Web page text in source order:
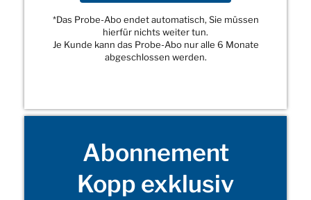
*Das Probe-Abo endet automatisch, Sie müssen
hierfür nichts weiter tun.
Je Kunde kann das Probe-Abo nur alle 6 Monate
abgeschlossen werden.
Abonnement
Kopp exklusiv